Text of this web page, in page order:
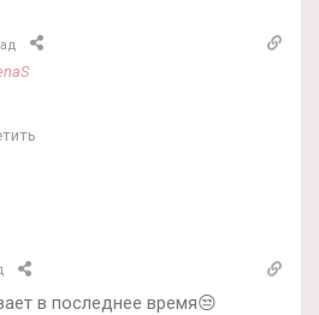
в последнее время😒